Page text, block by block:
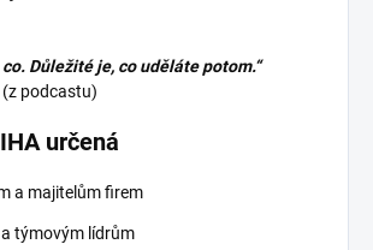
Důležité je, co uděláte potom.“
podcastu)
určená
a majitelům firem
týmovým lídrům